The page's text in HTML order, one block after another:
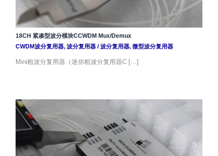
18CH 紧凑型波分模块CCWDM Mux/Demux
CWDM波分复用器, 波分复用器/波分复用器, 微型波分复用器
Mini粗波分复用器（迷你粗波分复用器C […]